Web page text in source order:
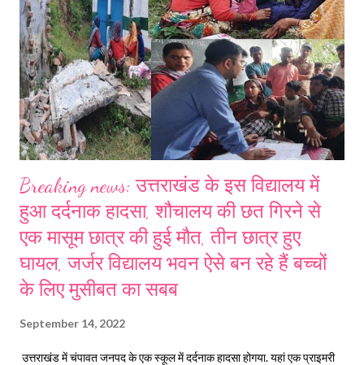
स्कूल एवं आंगनबाड़ी केंद्र अगले दो दिन 15 व 16 सितंबर को बंद रखने के निर्देश दिए
हैं। इसके अलावा समस्त कार्मिक अपने-अपने संस्थानों में उपस्...
Breaking news: उत्तराखंड के इस विद्यालय में
हुआ दर्दनाक हादसा, शौचालय की छत गिरने से
एक मासूम छात्र की हुई मौत, तीन छात्र हुए
घायल, जर्जर विद्यालय भवन ऐसे बन रहे हैं बच्चों
के लिए मुसीबत का सबब
September 14, 2022
उत्तराखंड में चंपावत जनपद के एक स्कूल में दर्दनाक हादसा होगया. यहां एक प्राइमरी